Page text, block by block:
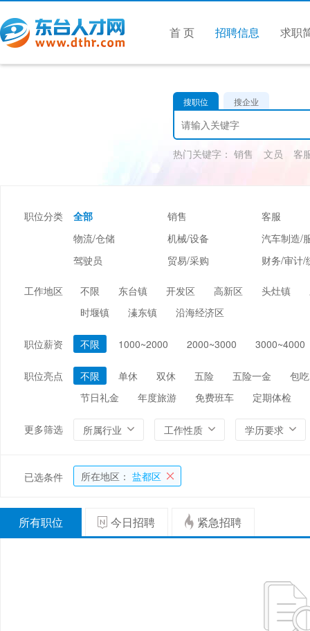
首 页 招聘信息 求职
搜职位 搜企业
热门关键字： 销售 文员 客
职位分类 全部 销售
客服
物流/仓储
机械/设备
汽车制造/
驾驶员
贸易/采购
财务/审计/
市场/媒介/公关
广告/会展/咨询
能源/电力/矿产
环保
工作地区 不限 东台镇 开发区 高新区 头灶镇
时堰镇
溱东镇 沿海经济区
职位薪资 不限 1000~2000 2000~3000 3000~4000
职位亮点 不限 单休 双休 五险 五险一金
包吃
节日礼金
年度旅游 免费班车 定期体检
更多筛选 所属行业 工作性质 学历要求
已选条件 所在地区： 盐都区
所有职位 今日招聘 紧急招聘